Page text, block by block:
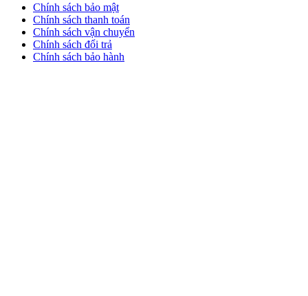
Chính sách bảo mật
Chính sách thanh toán
Chính sách vận chuyển
Chính sách đổi trả
Chính sách bảo hành